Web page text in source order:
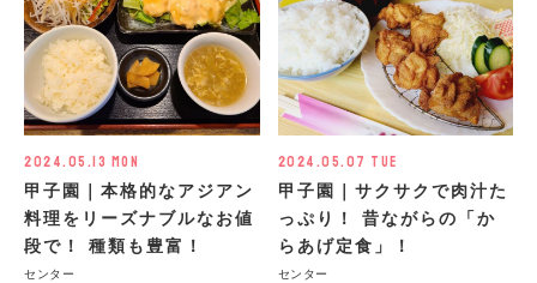
2024.05.13 Mon
甲子園｜本格的なアジアン
料理をリーズナブルなお値
段で！ 種類も豊富！
センター
2024.05.07 Tue
甲子園｜サクサクで肉汁た
っぷり！ 昔ながらの「か
らあげ定食」！
センター